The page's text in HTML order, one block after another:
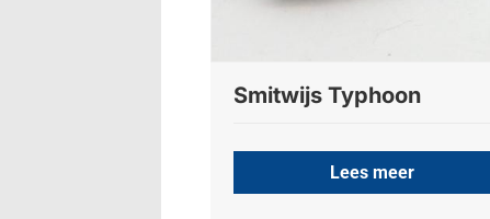
Smitwijs Typhoon
Lees meer